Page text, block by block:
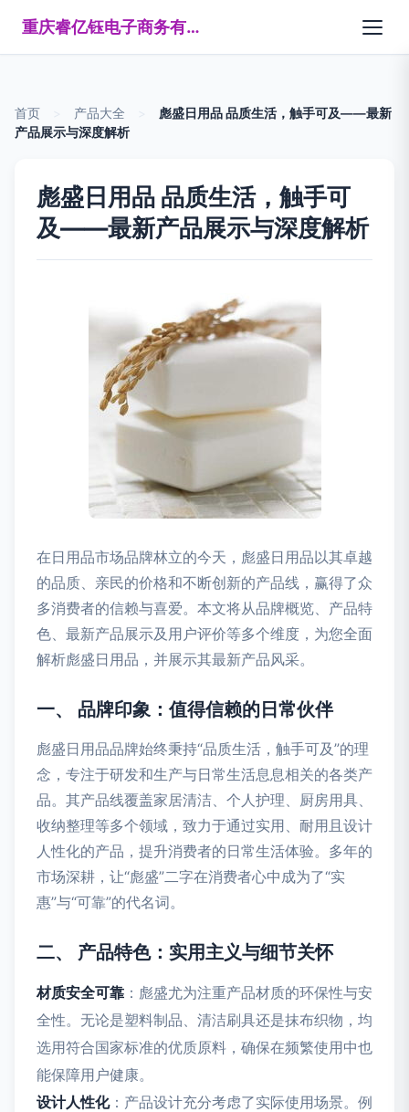
重庆睿亿钰电子商务有限公司
首页 产品大全
彪盛日用品 品质生活，触手可及——最新
产品展示与深度解析
彪盛日用品 品质生活，触手可
及——最新产品展示与深度解析
在日用品市场品牌林立的今天，彪盛日用品以其卓越
的品质、亲民的价格和不断创新的产品线，赢得了众
多消费者的信赖与喜爱。本文将从品牌概览、产品特
色、最新产品展示及用户评价等多个维度，为您全面
解析彪盛日用品，并展示其最新产品风采。
一、 品牌印象：值得信赖的日常伙伴
彪盛日用品品牌始终秉持“品质生活，触手可及”的理
念，专注于研发和生产与日常生活息息相关的各类产
品。其产品线覆盖家居清洁、个人护理、厨房用具、
收纳整理等多个领域，致力于通过实用、耐用且设计
人性化的产品，提升消费者的日常生活体验。多年的
市场深耕，让“彪盛”二字在消费者心中成为了“实
惠”与“可靠”的代名词。
二、 产品特色：实用主义与细节关怀
材质安全可靠 ：彪盛尤为注重产品材质的环保性与安
全性。无论是塑料制品、清洁刷具还是抹布织物，均
选用符合国家标准的优质原料，确保在频繁使用中也
能保障用户健康。
设计人性化：产品设计充分考虑了实际使用场景。例